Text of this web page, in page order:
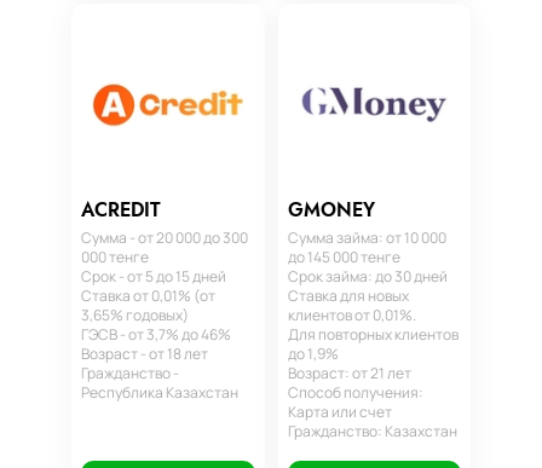
ACREDIT
Сумма - от 20 000 до 300
000 тенге
Срок - от 5 до 15 дней
Ставка от 0,01% (от
3,65% годовых)
ГЭСВ - от 3,7% до 46%
Возраст - от 18 лет
Гражданство -
Республика Казахстан
GMONEY
Сумма займа: от 10 000
до 145 000 тенге
Срок займа: до 30 дней
Ставка для новых
клиентов от 0,01%.
Для повторных клиентов
до 1,9%
Возраст: от 21 лет
Способ получения:
Карта или счет
Гражданство: Казахстан